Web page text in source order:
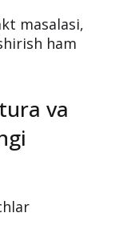
masalasi,
ham
va